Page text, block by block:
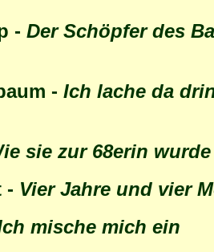
- Der Schöpfer des
- Ich lache da
sie zur 68erin wurde
- Vier Jahre und vier
mische mich ein